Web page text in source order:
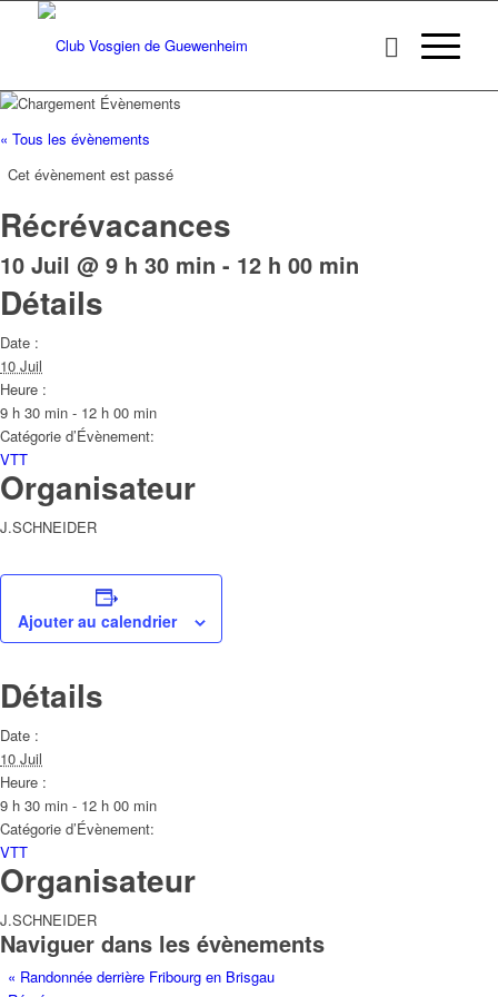
« Tous les évènements
Cet évènement est passé
Récrévacances
10 Juil @ 9 h 30 min - 12 h 00 min
Détails
Date :
10 Juil
Heure :
9 h 30 min - 12 h 00 min
Catégorie d’Évènement:
VTT
Organisateur
J.SCHNEIDER
Ajouter au calendrier
Détails
Date :
10 Juil
Heure :
9 h 30 min - 12 h 00 min
Catégorie d’Évènement:
VTT
Organisateur
J.SCHNEIDER
Naviguer dans les évènements
« Randonnée derrière Fribourg en Brisgau